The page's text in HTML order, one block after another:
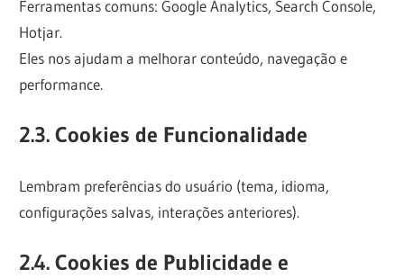
Ferramentas comuns: Google Analytics, Search Console,
Hotjar.
Eles nos ajudam a melhorar conteúdo, navegação e
performance.
2.3. Cookies de Funcionalidade
Lembram preferências do usuário (tema, idioma,
configurações salvas, interações anteriores).
2.4. Cookies de Publicidade e